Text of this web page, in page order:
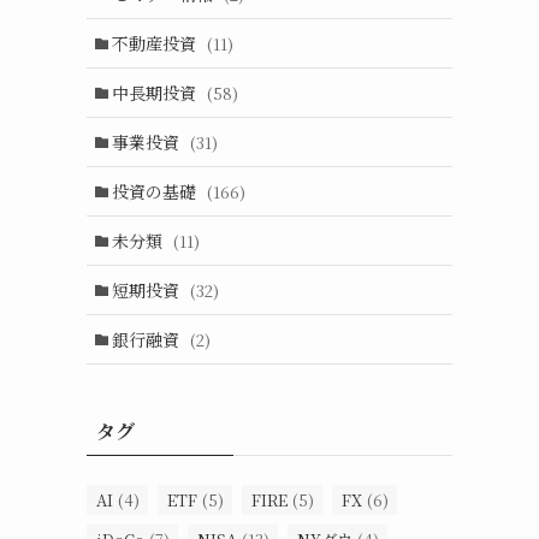
不動産投資 (11)
中長期投資 (58)
事業投資 (31)
投資の基礎 (166)
未分類 (11)
短期投資 (32)
銀行融資 (2)
タグ
AI (4) ETF (5) FIRE (5) FX (6)